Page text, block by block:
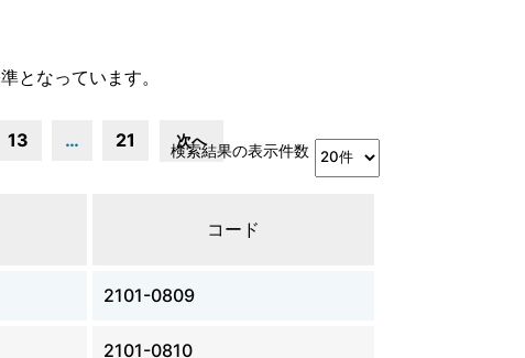
となっています。
13 … 21 次へ
検索結果の表示件数
コード
2101-0809
2101-0810